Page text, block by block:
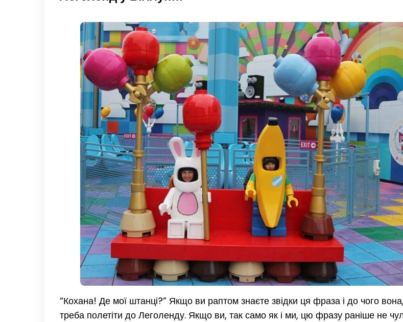
“Кохана! Де мої штанці?” Якщо ви раптом знаєте звідки ця фраза і до чого
треба полетіти до Леголенду. Якщо ви, так само як і ми, цю фразу раніше не